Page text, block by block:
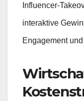
interaktive
Engagement